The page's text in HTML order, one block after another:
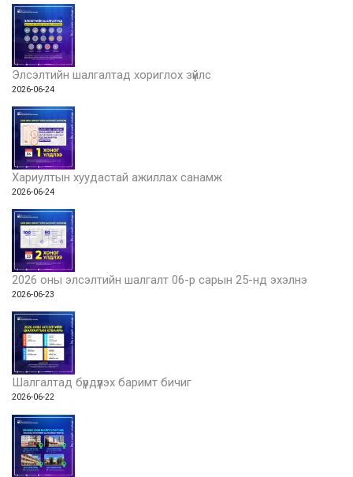
Элсэлтийн шалгалтад хориглох зүйлс
2026-06-24
Хариултын хуудастай ажиллах санамж
2026-06-24
2026 оны элсэлтийн шалгалт 06-р сарын 25-нд эхэлнэ
2026-06-23
Шалгалтад бүрдүүлэх баримт бичиг
2026-06-22